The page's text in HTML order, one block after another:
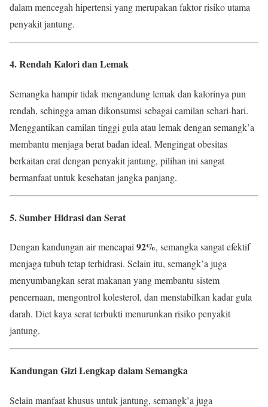
dalam mencegah hipertensi yang merupakan faktor risiko utama
penyakit jantung.
4. Rendah Kalori dan Lemak
Semangka hampir tidak mengandung lemak dan kalorinya pun
rendah, sehingga aman dikonsumsi sebagai camilan sehari-hari.
Menggantikan camilan tinggi gula atau lemak dengan semangk’a
membantu menjaga berat badan ideal. Mengingat obesitas
berkaitan erat dengan penyakit jantung, pilihan ini sangat
bermanfaat untuk kesehatan jangka panjang.
5. Sumber Hidrasi dan Serat
Dengan kandungan air mencapai 92%, semangka sangat efektif
menjaga tubuh tetap terhidrasi. Selain itu, semangk’a juga
menyumbangkan serat makanan yang membantu sistem
pencernaan, mengontrol kolesterol, dan menstabilkan kadar gula
darah. Diet kaya serat terbukti menurunkan risiko penyakit
jantung.
Kandungan Gizi Lengkap dalam Semangka
Selain manfaat khusus untuk jantung, semangk’a juga